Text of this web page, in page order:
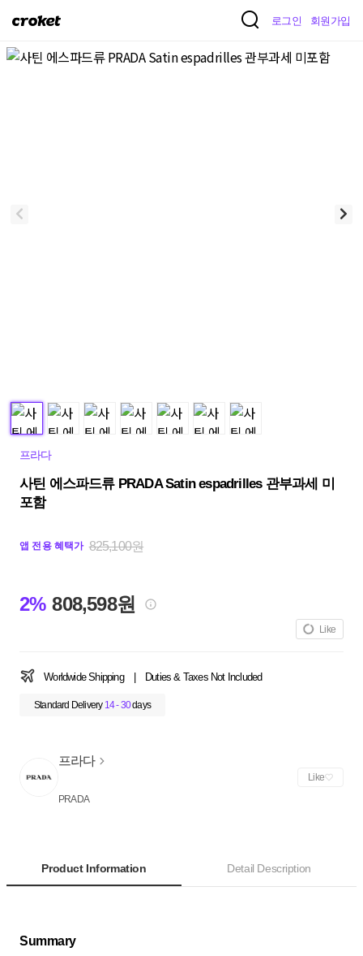
크
켓
로그인 회원가입
프라다
사틴 에스파드류 PRADA Satin espadrilles 관부과세 미
포함
앱 전용 혜택가 825,100원
2% 808,598원
Like
Worldwide Shipping Duties & Taxes Not Included
Standard Delivery 14 - 30days
프라다
PRADA
Like
Product Information Detail Description
Summary